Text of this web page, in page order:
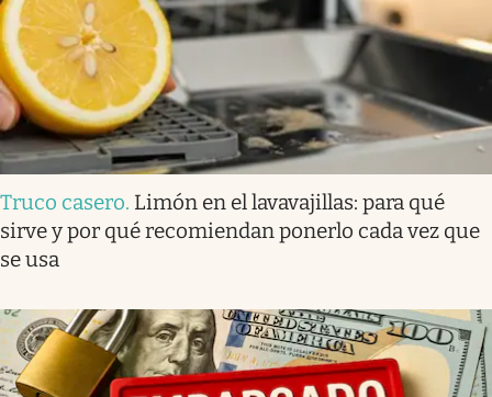
Truco casero. Limón en el lavavajillas: para qué
sirve y por qué recomiendan ponerlo cada vez que
se usa